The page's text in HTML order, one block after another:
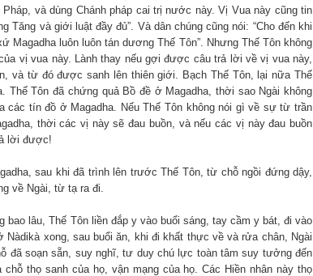
và dùng Chánh pháp cai trị nước này. Vị Vua này cũng tin
và giới luật đầy đủ”. Và dân chúng cũng nói: “Cho đến khi
Magadha luôn luôn tán dương Thế Tôn”. Nhưng Thế Tôn không
vị vua này. Lành thay nếu gợi được câu trả lời về vị vua này,
và từ đó được sanh lên thiên giới. Bạch Thế Tôn, lại nữa Thế
Thế Tôn đã chứng quả Bồ đề ở Magadha, thời sao Ngài không
các tín đồ ở Magadha. Nếu Thế Tôn không nói gì về sự từ trần
thời các vị này sẽ đau buồn, và nếu các vị này đau buồn
lời được!
sau khi đã trình lên trước Thế Tôn, từ chỗ ngồi đứng dậy,
về Ngài, từ tạ ra đi.
bao lâu, Thế Tôn liền đắp y vào buổi sáng, tay cầm y bát, đi vào
xong, sau buổi ăn, khi đi khất thực về và rửa chân, Ngài
đã soạn sẵn, suy nghĩ, tư duy chú lực toàn tâm suy tưởng đến
thọ sanh của họ, vận mạng của họ. Các Hiền nhân này thọ